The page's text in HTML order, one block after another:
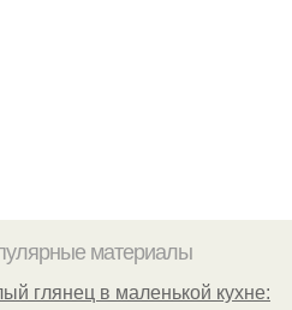
материалы
глянец в маленькой кухне: